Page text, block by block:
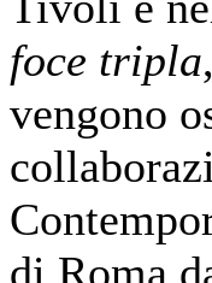
foce tripla,
vengono
di Roma